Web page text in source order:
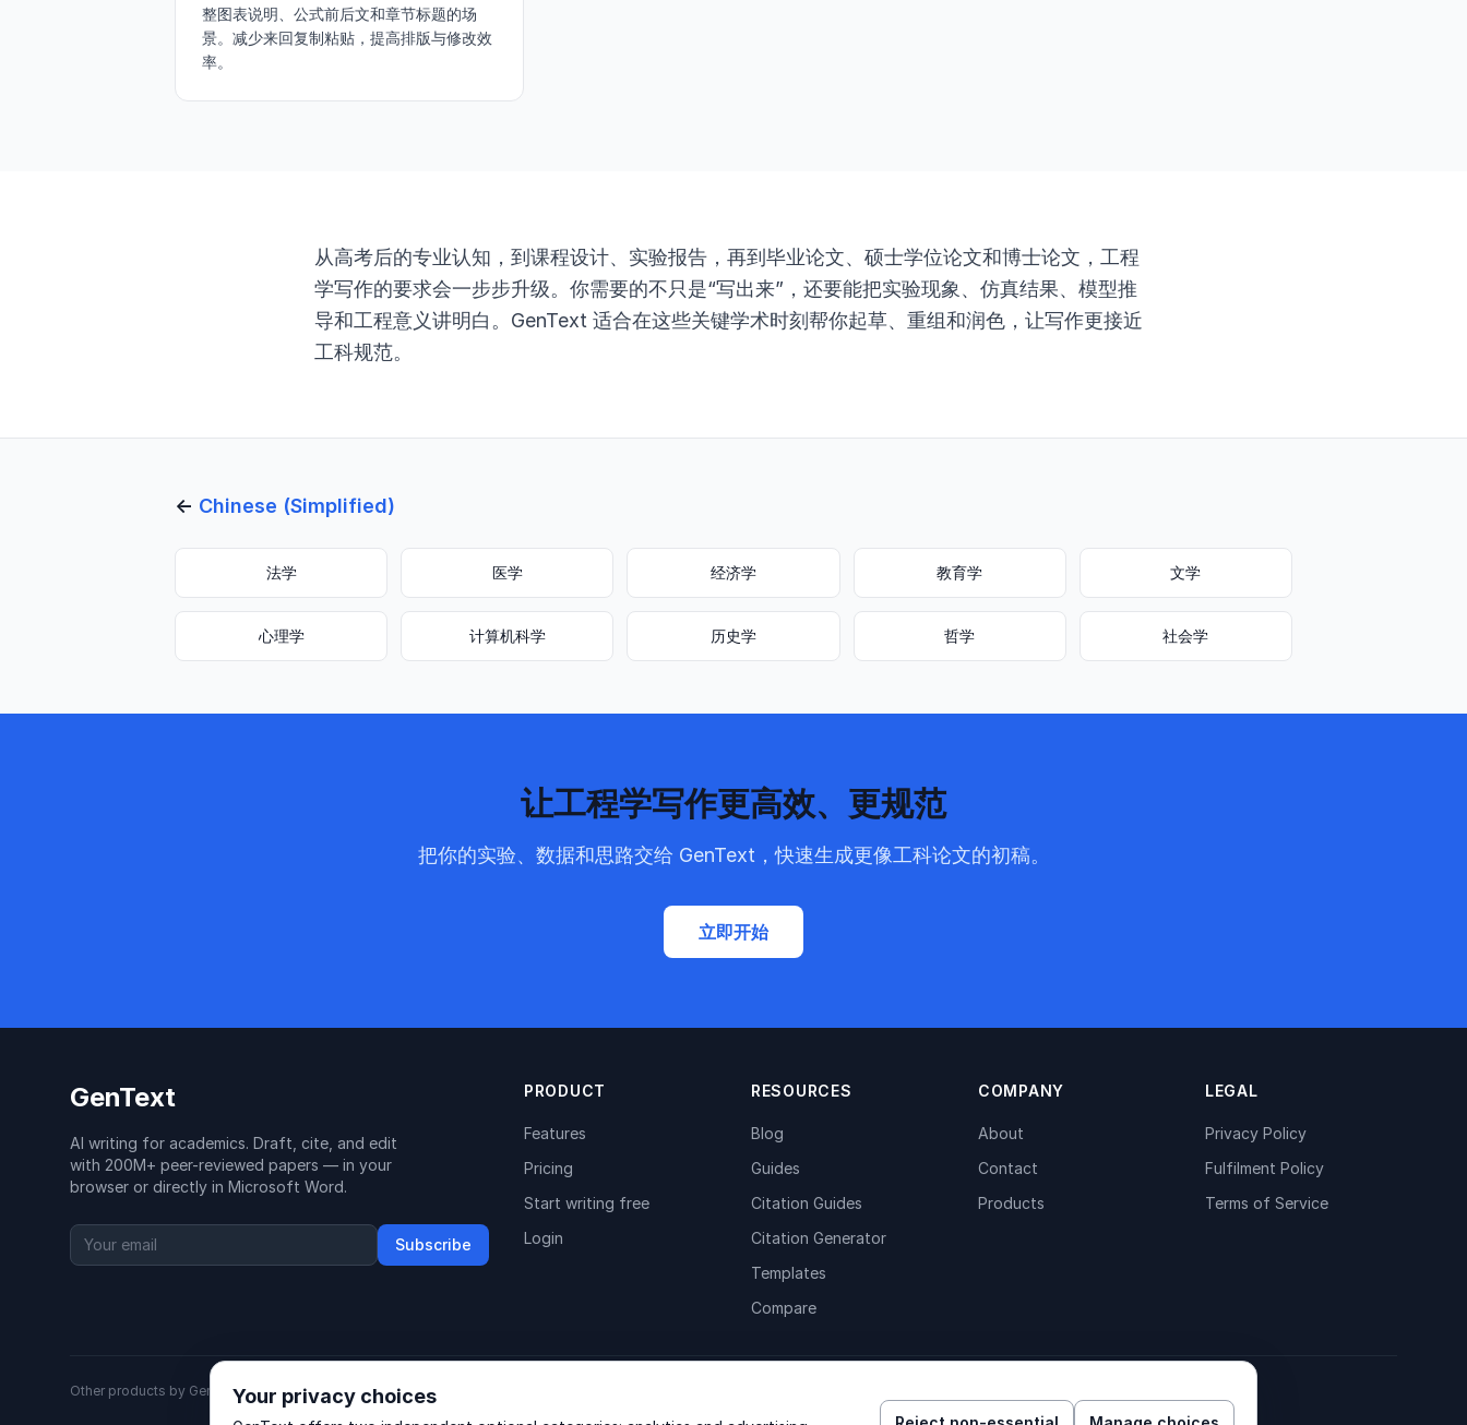
整图表说明、公式前后文和章节标题的场
景。减少来回复制粘贴，提高排版与修改效
率。
从高考后的专业认知，到课程设计、实验报告，再到毕业论文、硕士学位论文和博士论文，工程
学写作的要求会一步步升级。你需要的不只是“写出来”，还要能把实验现象、仿真结果、模型推
导和工程意义讲明白。GenText 适合在这些关键学术时刻帮你起草、重组和润色，让写作更接近
工科规范。
← Chinese (Simplified)
法学 医学 经济学 教育学 文学
心理学 计算机科学 历史学 哲学 社会学
让工程学写作更高效、更规范
把你的实验、数据和思路交给 GenText，快速生成更像工科论文的初稿。
立即开始
GenText
AI writing for academics. Draft, cite, and edit
with 200M+ peer-reviewed papers — in your
browser or directly in Microsoft Word.
Subscribe
PRODUCT
Features
Pricing
Start writing free
Login
RESOURCES
Blog
Guides
Citation Guides
Citation Generator
Templates
Compare
COMPANY
About
Contact
Products
LEGAL
Privacy Policy
Fulfilment Policy
Terms of Service
Other products by GenText Group:LexDraft ·MentalNote
Your privacy choices